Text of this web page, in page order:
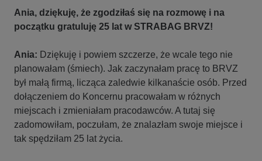
Ania, dziękuję, że zgodziłaś się na rozmowę i na
początku gratuluję 25 lat w STRABAG BRVZ!
Ania: Dziękuję i powiem szczerze, że wcale tego nie
planowałam (śmiech). Jak zaczynałam pracę to BRVZ
był małą firmą, licząca zaledwie kilkanaście osób. Przed
dołączeniem do Koncernu pracowałam w różnych
miejscach i zmieniałam pracodawców. A tutaj się
zadomowiłam, poczułam, że znalazłam swoje miejsce i
tak spędziłam 25 lat życia.